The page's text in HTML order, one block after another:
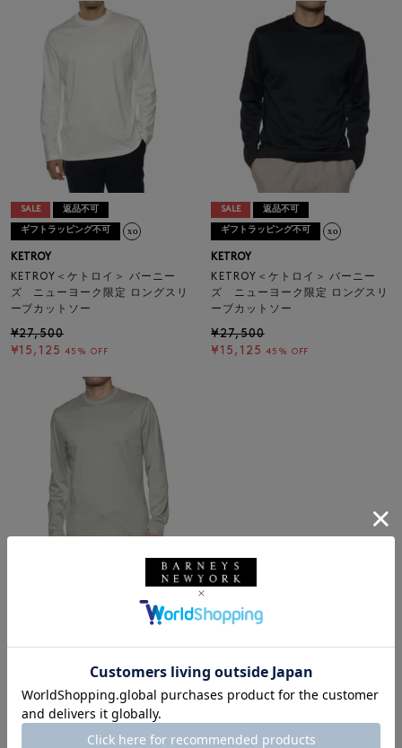
SALE 返品不可
ギフトラッピング不可
KETROY
KETROY＜ケトロイ＞ バーニー
ズ ニューヨーク限定 ロングスリ
ーブカットソー
¥27,500
¥15,125 45% OFF
SALE 返品不可
ギフトラッピング不可
KETROY
KETROY＜ケトロイ＞ バーニー
ズ ニューヨーク限定 ロングスリ
ーブカットソー
¥27,500
¥15,125 45% OFF
ズ ニューヨーク限定 ロングスリ
¥27,500
¥15,125